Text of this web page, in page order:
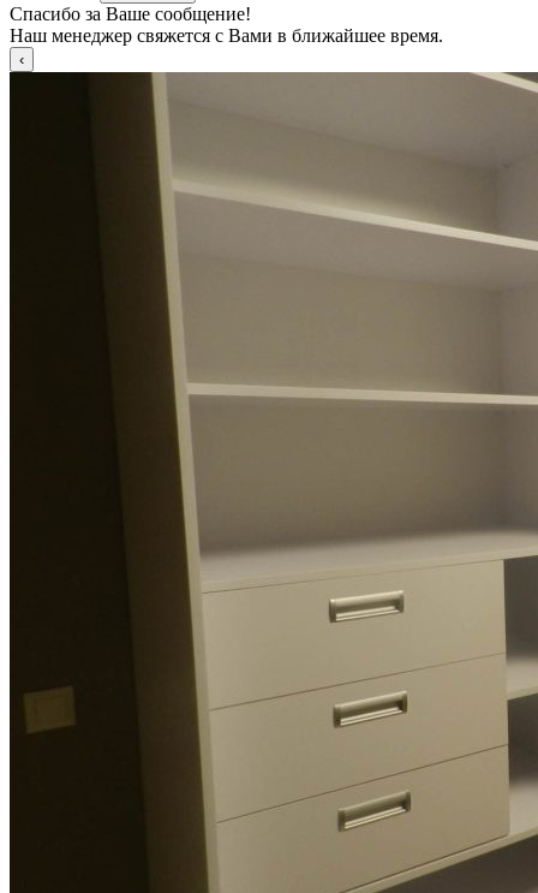
Спасибо за Ваше сообщение!
Наш менеджер свяжется с Вами в ближайшее время.